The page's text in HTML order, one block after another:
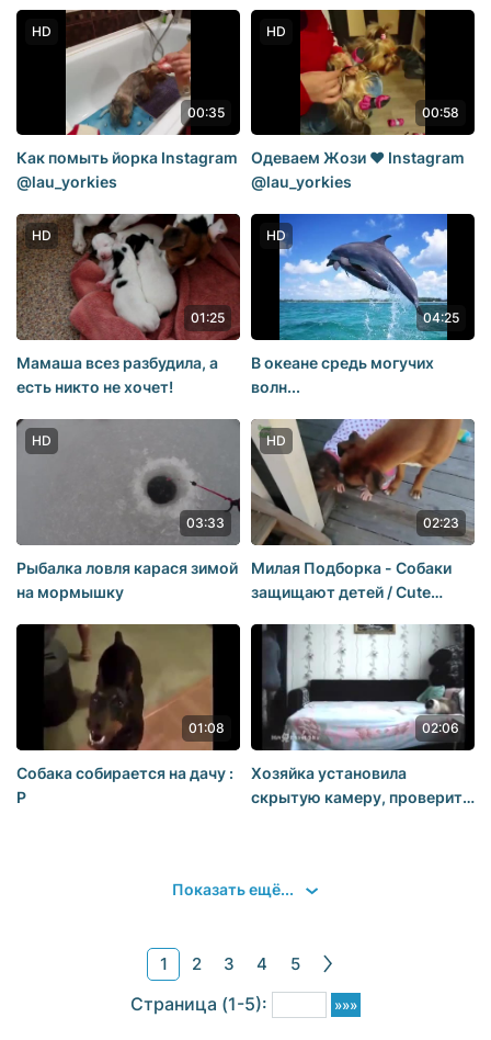
Беня Жози
HD
00:35
Как помыть йорка Instagram
@lau_yorkies
HD
00:58
Одеваем Жози ❤️ Instagram
@lau_yorkies
HD
01:25
Мамаша всез разбудила, а
есть никто не хочет!
HD
04:25
В океане средь могучих
волн...
HD
03:33
Рыбалка ловля карася зимой
на мормышку
HD
02:23
Милая Подборка - Собаки
защищают детей / Cute
children
01:08
Собака собирается на дачу :
Р
02:06
Хозяйка установила
скрытую камеру, проверить
Показать ещё...
1 2 3 4 5
Стрaницa (1-5):